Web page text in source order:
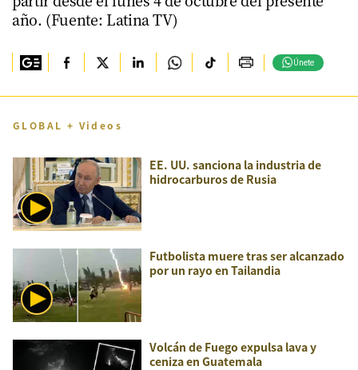
año. (Fuente: Latina TV)
Únete
GLOBAL + Videos
EE. UU. sanciona la industria de
hidrocarburos de Rusia
Futbolista muere tras ser alcanzado
por un rayo en Tailandia
Volcán de Fuego expulsa lava y
ceniza en Guatemala